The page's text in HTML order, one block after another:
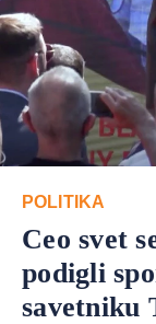
POLITIKA
Ceo svet
podigli
savetniku